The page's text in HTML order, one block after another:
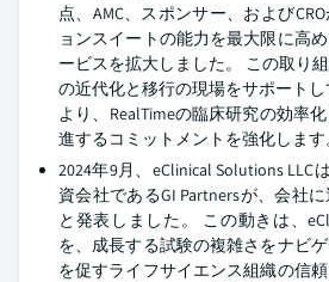
点、AMC、スポンサー、および
ョンスイートの能力を最大限に高
ービスを拡大しました。 この取り
の近代化と移行の現場をサポート
より、RealTimeの臨床研究の効率
進するコミットメントを強化します
2024年9月、eClinical Solutions LLC
資会社であるGI Partnersが、会社
と発表しました。 この動きは、
を、成長する試験の複雑さをナビ
を促すライフサイエンス組織の信